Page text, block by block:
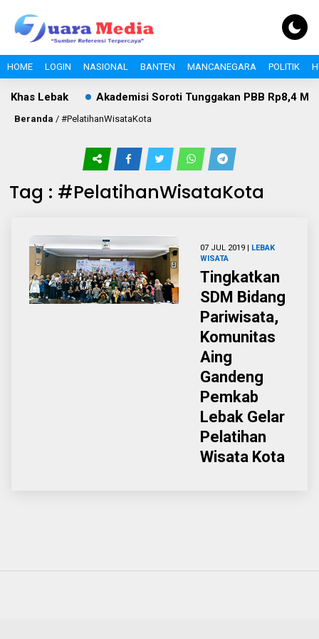
HOME LOGIN NASIONAL BANTEN MANCANEGARA POLITIK
Lebak Akademisi Soroti Tunggakan PBB Rp8,4
Beranda / #PelatihanWisataKota
Tag : #PelatihanWisataKota
07 JUL 2019 | LEBAK
WISATA
Tingkatkan
SDM Bidang
Pariwisata,
Komunitas
Aing
Gandeng
Pemkab
Lebak Gelar
Pelatihan
Wisata Kota